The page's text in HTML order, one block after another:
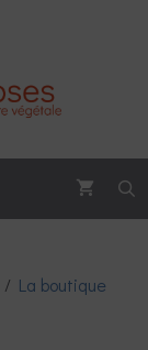
/ La boutique